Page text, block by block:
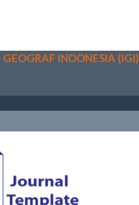
INDONESIA (IGI)